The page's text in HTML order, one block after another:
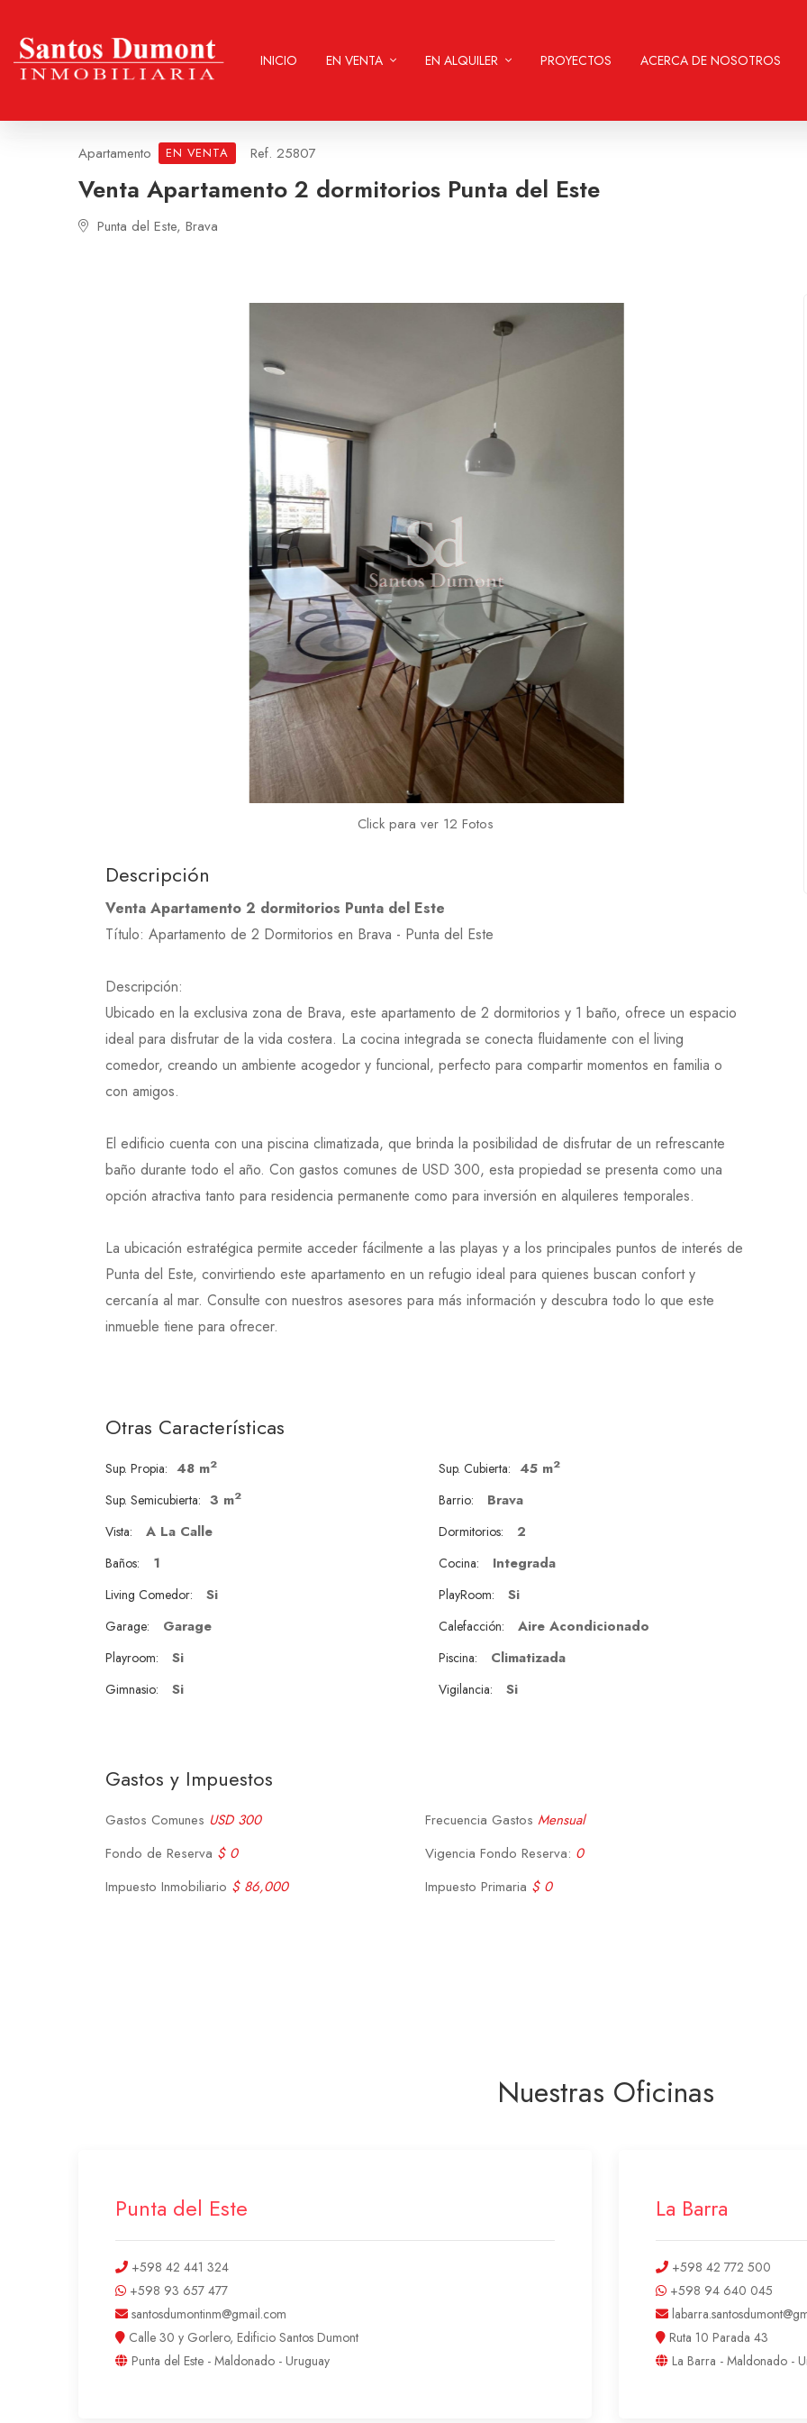
INICIO EN VENTA EN ALQUILER PROYECTOS ACERCA DE NOSOTROS
Apartamento EN VENTA Ref. 25807
Venta Apartamento 2 dormitorios Punta del Este
Punta del Este, Brava
Click para ver 12 Fotos
Descripción
Venta Apartamento 2 dormitorios Punta del Este
Título: Apartamento de 2 Dormitorios en Brava - Punta del Este
Descripción:
Ubicado en la exclusiva zona de Brava, este apartamento de 2 dormitorios y 1 baño, ofrece un espacio
ideal para disfrutar de la vida costera. La cocina integrada se conecta fluidamente con el living
comedor, creando un ambiente acogedor y funcional, perfecto para compartir momentos en familia o
con amigos.
El edificio cuenta con una piscina climatizada, que brinda la posibilidad de disfrutar de un refrescante
baño durante todo el año. Con gastos comunes de USD 300, esta propiedad se presenta como una
opción atractiva tanto para residencia permanente como para inversión en alquileres temporales.
La ubicación estratégica permite acceder fácilmente a las playas y a los principales puntos de interés de
Punta del Este, convirtiendo este apartamento en un refugio ideal para quienes buscan confort y
cercanía al mar. Consulte con nuestros asesores para más información y descubra todo lo que este
inmueble tiene para ofrecer.
Otras Características
Sup. Propia: 48 m2 Sup. Cubierta: 45 m2
Sup. Semicubierta: 3 m2 Barrio: Brava
Vista: A La Calle Dormitorios: 2
Baños: 1 Cocina: Integrada
Living Comedor: Si PlayRoom: Si
Garage: Garage Calefacción: Aire Acondicionado
Playroom: Si Piscina: Climatizada
Gimnasio: Si Vigilancia: Si
Gastos y Impuestos
Gastos Comunes USD 300 Frecuencia Gastos Mensual
Fondo de Reserva $ 0 Vigencia Fondo Reserva: 0
Impuesto Inmobiliario $ 86,000 Impuesto Primaria $ 0
Nuestras Oficinas
Punta del Este
+598 42 441 324
+598 93 657 477
santosdumontinm@gmail.com
Calle 30 y Gorlero, Edificio Santos Dumont
Punta del Este - Maldonado - Uruguay
La Barra
+598 42 772 500
+598 94 640 045
Ruta 10 Parada 43
La Barra - Maldonado -